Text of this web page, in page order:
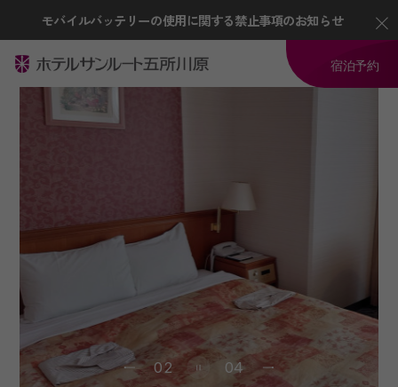
モバイルバッテリーの使用に関する禁止事項のお知らせ
宿泊予約
02 04